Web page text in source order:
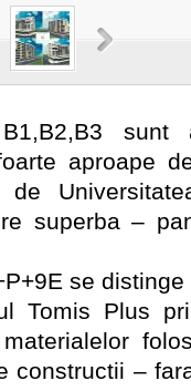
B1,B2,B3
aproape
superba –
se
Tomis Plus
constructii –